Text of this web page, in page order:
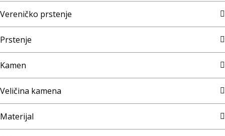
Vereničko prstenje
Prstenje
Kamen
Veličina kamena
Materijal